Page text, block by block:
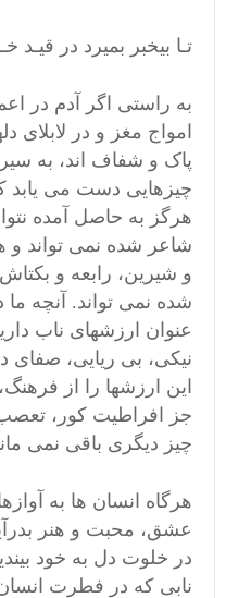
تـا بیخبر بمیرد در قیـد
به راستی اگر آدم در
امواج مغز و در
پاک و شفاف اند، به
چیزهایی دست می یابد
هرگز به حاصل آمده
شاعر شده نمی تواند و
و شیرین، رابعه و
شده نمی تواند. آنچه
عنوان ارزشهای ناب
نیکی، بی ریایی، صفای
این ارزشها را از
جز افراطیت کور،
چیز دیگری باقی نمی
هرگاه انسان ها به
عشق، محبت و هنر
در خلوت دل به خود
نابی که در فطرت انسان